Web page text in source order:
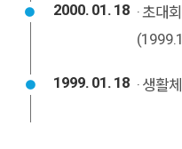
2000. 01. 18 · 초대
1999. 01. 18 · 생활